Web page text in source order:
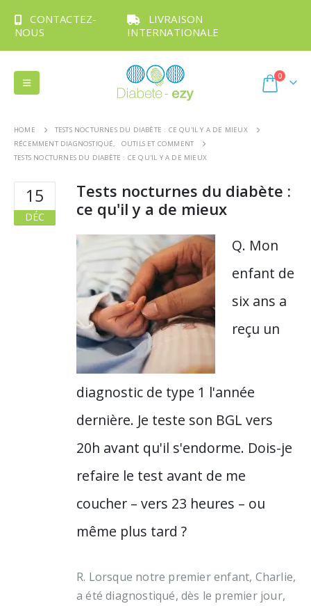
CONTACTEZ-
NOUS
LIVRAISON
INTERNATIONALE
0
HOME
TESTS NOCTURNES DU DIABÈTE : CE QU'IL Y A DE MIEUX
RÉCEMMENT DIAGNOSTIQUÉ,
OUTILS ET COMMENT
TESTS NOCTURNES DU DIABÈTE : CE QU'IL Y A DE MIEUX
15
DÉC
Tests nocturnes du diabète :
ce qu'il y a de mieux
Q. Mon
enfant de
six ans a
reçu un
diagnostic de type 1 l'année
dernière. Je teste son BGL vers
20h avant qu'il s'endorme. Dois-je
refaire le test avant de me
coucher – vers 23 heures – ou
même plus tard ?
R. Lorsque notre premier enfant, Charlie,
a été diagnostiqué, dès le premier jour,